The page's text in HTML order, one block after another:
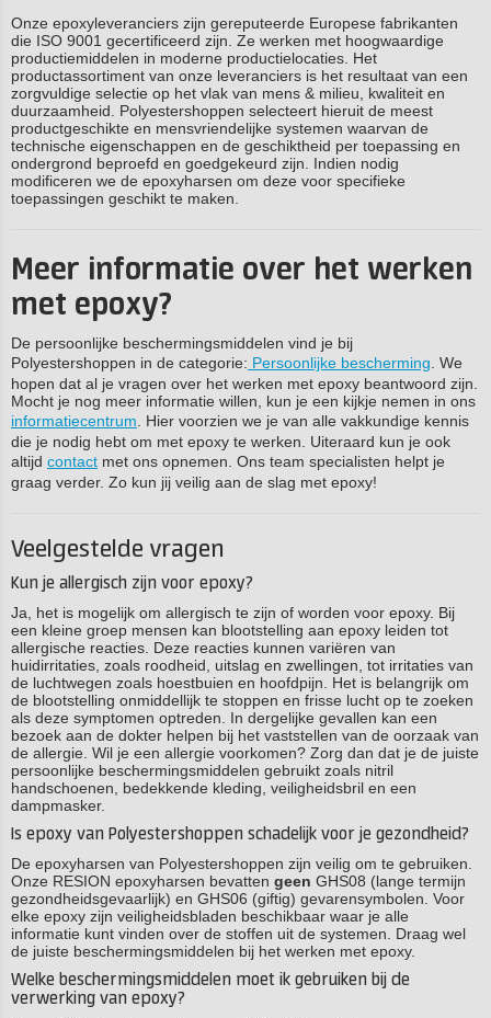
Onze epoxyleveranciers zijn gereputeerde Europese fabrikanten
die ISO 9001 gecertificeerd zijn. Ze werken met hoogwaardige
productiemiddelen in moderne productielocaties. Het
productassortiment van onze leveranciers is het resultaat van een
zorgvuldige selectie op het vlak van mens & milieu, kwaliteit en
duurzaamheid. Polyestershoppen selecteert hieruit de meest
productgeschikte en mensvriendelijke systemen waarvan de
technische eigenschappen en de geschiktheid per toepassing en
ondergrond beproefd en goedgekeurd zijn. Indien nodig
modificeren we de epoxyharsen om deze voor specifieke
toepassingen geschikt te maken.
Meer informatie over het werken
met epoxy?
De persoonlijke beschermingsmiddelen vind je bij
Polyestershoppen in de categorie: Persoonlijke bescherming . We
hopen dat al je vragen over het werken met epoxy beantwoord zijn.
Mocht je nog meer informatie willen, kun je een kijkje nemen in ons
informatiecentrum . Hier voorzien we je van alle vakkundige kennis
die je nodig hebt om met epoxy te werken. Uiteraard kun je ook
altijd contact met ons opnemen. Ons team specialisten helpt je
graag verder. Zo kun jij veilig aan de slag met epoxy!
Veelgestelde vragen
Kun je allergisch zijn voor epoxy?
Ja, het is mogelijk om allergisch te zijn of worden voor epoxy. Bij
een kleine groep mensen kan blootstelling aan epoxy leiden tot
allergische reacties. Deze reacties kunnen variëren van
huidirritaties, zoals roodheid, uitslag en zwellingen, tot irritaties van
de luchtwegen zoals hoestbuien en hoofdpijn. Het is belangrijk om
de blootstelling onmiddellijk te stoppen en frisse lucht op te zoeken
als deze symptomen optreden. In dergelijke gevallen kan een
bezoek aan de dokter helpen bij het vaststellen van de oorzaak van
de allergie. Wil je een allergie voorkomen? Zorg dan dat je de juiste
persoonlijke beschermingsmiddelen gebruikt zoals nitril
handschoenen, bedekkende kleding, veiligheidsbril en een
dampmasker.
Is epoxy van Polyestershoppen schadelijk voor je gezondheid?
De epoxyharsen van Polyestershoppen zijn veilig om te gebruiken.
Onze RESION epoxyharsen bevatten geen GHS08 (lange termijn
gezondheidsgevaarlijk) en GHS06 (giftig) gevarensymbolen. Voor
elke epoxy zijn veiligheidsbladen beschikbaar waar je alle
informatie kunt vinden over de stoffen uit de systemen. Draag wel
de juiste beschermingsmiddelen bij het werken met epoxy.
Welke beschermingsmiddelen moet ik gebruiken bij de
verwerking van epoxy?